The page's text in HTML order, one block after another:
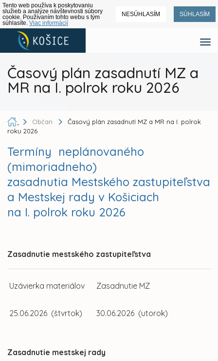
Tento web používa k poskytovaniu
služieb a analýze návštevnosti súbory
cookie. Používaním tohto webu s tým
súhlasíte. Viac informácií
NESÚHLASÍM SÚHLASÍM
Časový plán zasadnutí MZ a
MR na I. polrok roku 2026
Občan
Časový plán zasadnutí MZ a MR na I. polrok
roku 2026
Termíny neplánovaného
(mimoriadneho)
zasadnutia Mestského zastupiteľstva
a Mestskej rady v Košiciach
na I. polrok roku 2026
Zasadnutie mestského zastupiteľstva
Uzávierka materiálov Zasadnutie MZ
25.06.2026 (štvrtok) 30.06.2026 (utorok)
Zasadnutie mestskej rady